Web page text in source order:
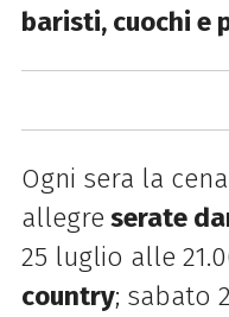
baristi, cuochi e
Ogni sera la
allegre serate
25 luglio alle
country; sabato